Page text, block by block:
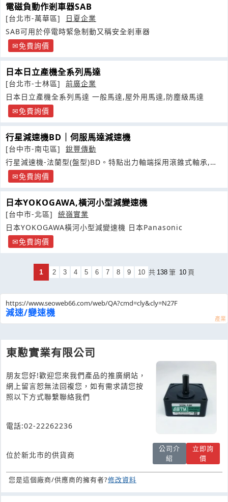
電磁負動作剎車器SAB
[台北市-萬華區]
日夏企業
SAB可用於停電時緊急制動又稱安全剎車器
免費詢價
日本日立產機全系列馬達
[台北市-士林區]
前廣企業
日本日立產機全系列馬達 一般馬達,屋外用馬達,防塵級馬達
免費詢價
行星減速機BD｜伺服馬達減速機
[台中市-南屯區]
銳豐傳動
行星減速機-法蘭型(盤型)BD。特點出力軸端採用滾錐式軸承,大
幅提高軸向負載能力
免費詢價
日本YOKOGAWA,橫河小型減變速機
[台中市-北區]
統嶺實業
日本YOKOGAWA橫河小型減變速機 日本Panasonic
免費詢價
1 2 3 4 5 6 7 8 9 10 共 138 筆 10 頁
https://www.seoweb66.com/web/QA?cmd=cly&cly=N27F
減速/變速機
東懃實業有限公司
朋友您好!歡迎您來我們產品的推廣網站，
網上留言恕無法回複您，如有需求請您按
照以下方式聯繫聯絡我們
電話:02-22262236
位於新北市的供貨商
公司介
紹
立即詢
價
您是這個廠商/供應商的擁有者?修改資料